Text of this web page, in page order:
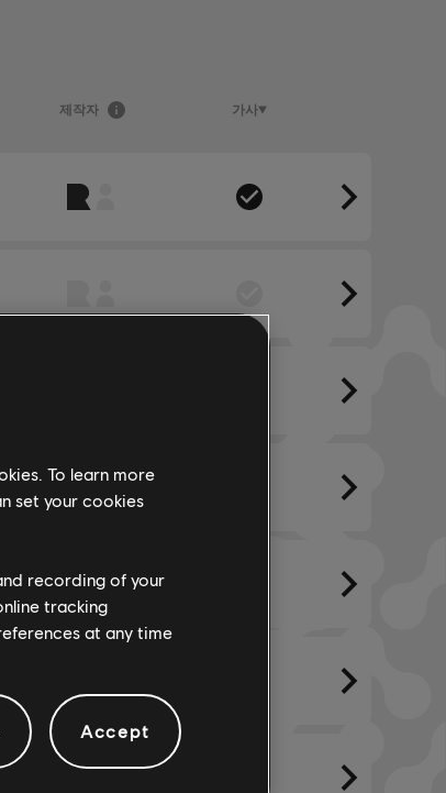
제작자 가사
To learn more
set your cookies
recording of your
tracking
at any time
Accept